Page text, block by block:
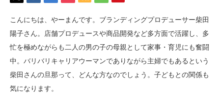
こんにちは、やーまんです。ブランディングプロデューサー柴田
陽子さん。店舗プロデュースや商品開発など多方面で活躍し、多
忙を極めながらも二人の男の子の母親として家事・育児にも奮闘
中。バリバリキャリアウーマンでありながら主婦でもあるという
柴田さんの旦那って、どんな方なのでしょう。子どもとの関係も
気になります。